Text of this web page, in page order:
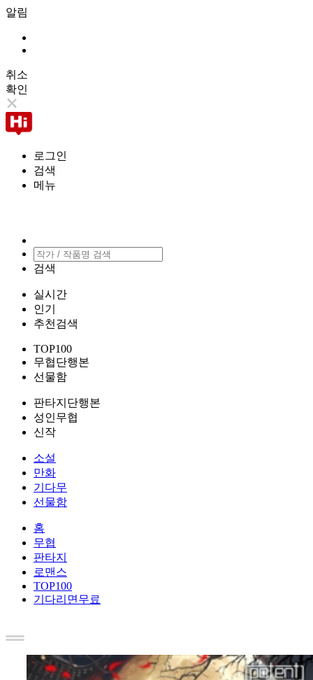
알림
취소
확인
로그인
검색
메뉴
검색
실시간
인기
추천검색
TOP100
무협단행본
선물함
판타지단행본
성인무협
신작
소설
만화
기다무
선물함
홈
무협
판타지
로맨스
TOP100
기다리면무료